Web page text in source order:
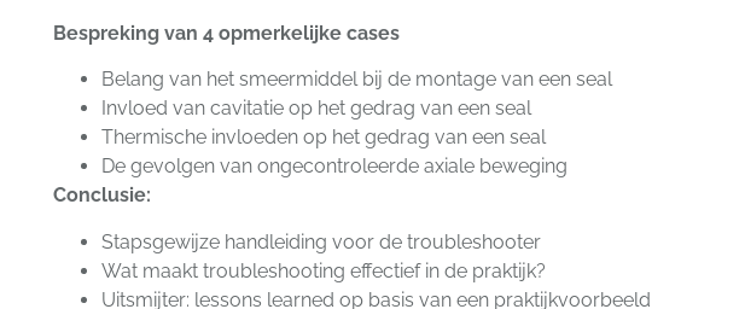
Bespreking van 4 opmerkelijke cases
Belang van het smeermiddel bij de montage van een seal
Invloed van cavitatie op het gedrag van een seal
Thermische invloeden op het gedrag van een seal
De gevolgen van ongecontroleerde axiale beweging
Conclusie:
Stapsgewijze handleiding voor de troubleshooter
Wat maakt troubleshooting effectief in de praktijk?
Uitsmijter: lessons learned op basis van een praktijkvoorbeeld